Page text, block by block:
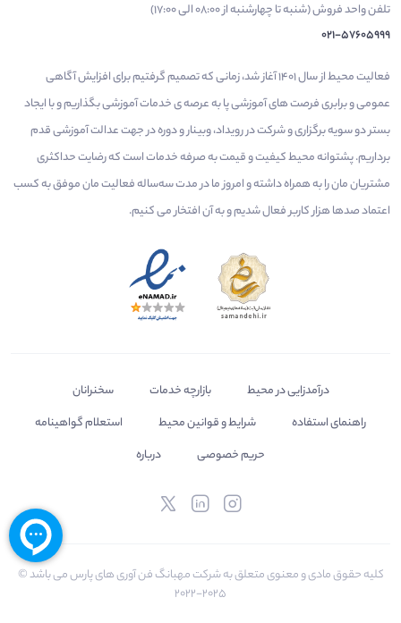
تلفن واحد فروش (شنبه تا چهارشنبه از 08:00 الی 17:00)
021-57605999
فعالیت محیط از سال 1401 آغاز شد، زمانی که تصمیم گرفتیم برای افزایش آگاهی
عمومی و برابری فرصت های آموزشی پا به عرصه ی خدمات آموزشی بگذاریم و با ایجاد
بستر دو سویه برگزاری و شرکت در رویداد، وبینار و دوره در جهت عدالت آموزشی قدم
برداریم. پشتوانه محیط کیفیت و قیمت به صرفه خدمات است که رضایت حداکثری
مشتریان مان را به همراه داشته و امروز ما در مدت سه‌ساله فعالیت مان موفق به کسب
اعتماد صدها هزار کاربر فعال شدیم و به آن افتخار می‌ کنیم.
درآمدزایی در محیط بازارچه خدمات
سخنرانان
راهنمای استفاده
شرایط و قوانین محیط
استعلام گواهینامه
حریم خصوصی
درباره
کلیه حقوق مادی و معنوی متعلق به شرکت مهبانگ فن آوری های پارس می باشد ©
2025-2022